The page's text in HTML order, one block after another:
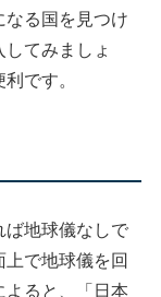
なる国を見つけ
てみましょ
です。
ば地球儀なしで
で地球儀を回
よると、「日本